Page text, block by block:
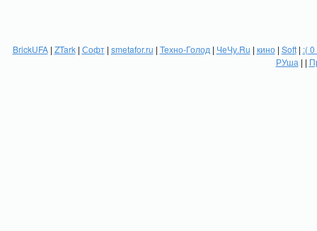
BrickUFA| ZTark| Софт| smetafor.ru | Техно-Голод | ЧеЧу.Ru | кино| Soft| :(
РУша | |